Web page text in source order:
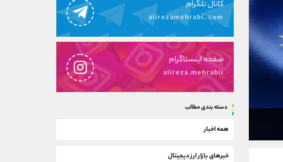
کانال تلگرام
alirezamehrabi_com
صفحه اینستاگرام
alireza.mehrabii
دسته بندی مطالب
همه اخبار
خبرهای بازار ارز دیجیتال